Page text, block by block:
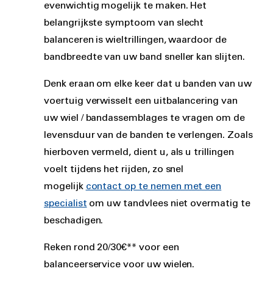
evenwichtig mogelijk te maken. Het
belangrijkste symptoom van slecht
balanceren is wieltrillingen, waardoor de
bandbreedte van uw band sneller kan slijten.
Denk eraan om elke keer dat u banden van uw
voertuig verwisselt een uitbalancering van
uw wiel / bandassemblages te vragen om de
levensduur van de banden te verlengen. Zoals
hierboven vermeld, dient u, als u trillingen
voelt tijdens het rijden, zo snel
mogelijk contact op te nemen met een
specialist om uw tandvlees niet overmatig te
beschadigen.
Reken rond 20/30€** voor een
balanceerservice voor uw wielen.